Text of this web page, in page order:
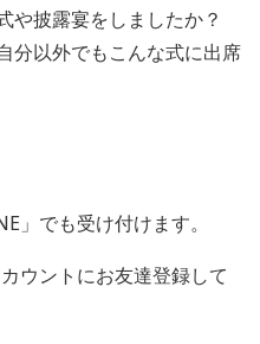
や披露宴をしましたか？
分以外でもこんな式に出席
」でも受け付けます。
ウントにお友達登録して